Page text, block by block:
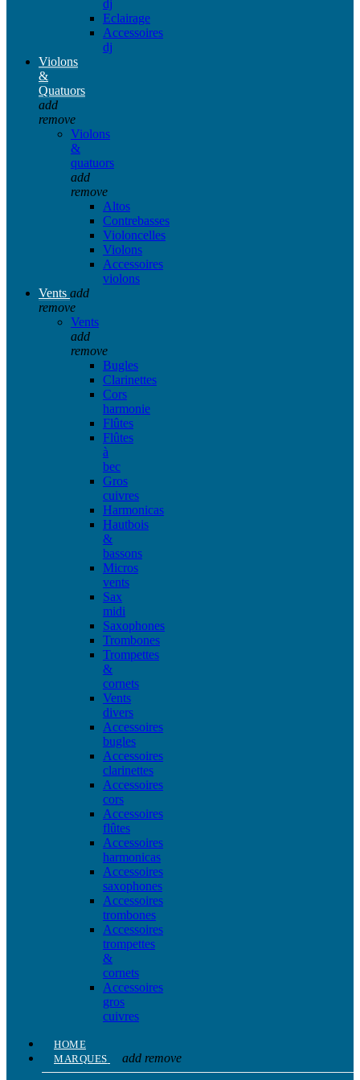
dj
Eclairage
Accessoires
dj
Violons
&
Quatuors
add
remove
Violons
&
quatuors
add
remove
Altos
Contrebasses
Violoncelles
Violons
Accessoires
violons
Vents add
remove
Vents
add
remove
Bugles
Clarinettes
Cors
harmonie
Flûtes
Flûtes
à
bec
Gros
cuivres
Harmonicas
Hautbois
&
bassons
Micros
vents
Sax
midi
Saxophones
Trombones
Trompettes
&
cornets
Vents
divers
Accessoires
bugles
Accessoires
clarinettes
Accessoires
cors
Accessoires
flûtes
Accessoires
harmonicas
Accessoires
saxophones
Accessoires
trombones
Accessoires
trompettes
&
cornets
Accessoires
gros
cuivres
HOME
MARQUES
add remove